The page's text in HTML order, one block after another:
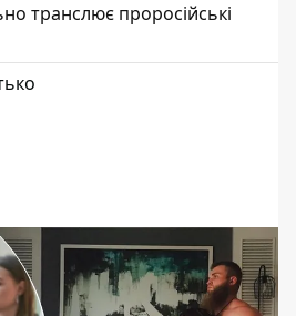
транслює проросійські